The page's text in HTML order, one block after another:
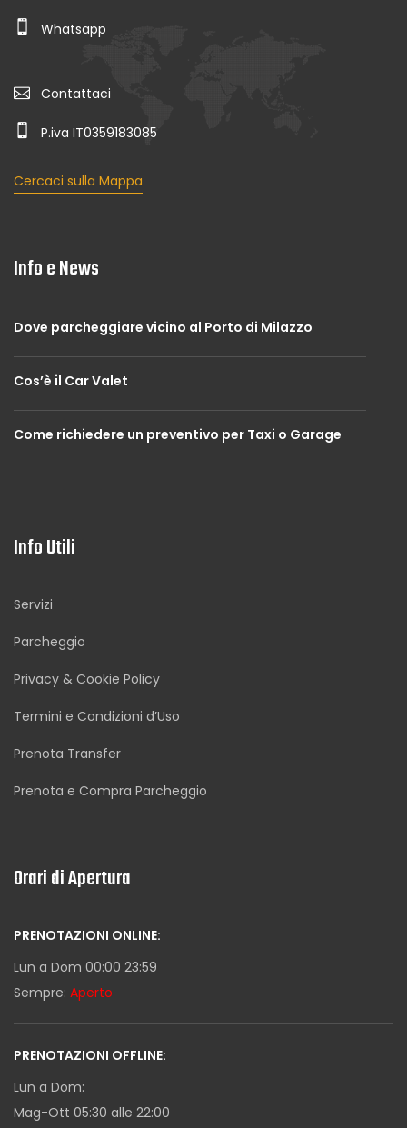
Whatsapp
Contattaci
P.iva IT0359183085
Cercaci sulla Mappa
Info e News
Dove parcheggiare vicino al Porto di Milazzo
Cos’è il Car Valet
Come richiedere un preventivo per Taxi o Garage
Info Utili
Servizi
Parcheggio
Privacy & Cookie Policy
Termini e Condizioni d’Uso
Prenota Transfer
Prenota e Compra Parcheggio
Orari di Apertura
PRENOTAZIONI ONLINE:
Lun a Dom 00:00 23:59
Sempre: Aperto
PRENOTAZIONI OFFLINE:
Lun a Dom:
Mag-Ott 05:30 alle 22:00